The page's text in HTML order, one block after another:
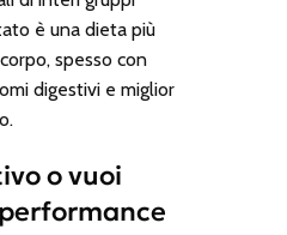
è una dieta più
spesso con
digestivi e miglior
o vuoi